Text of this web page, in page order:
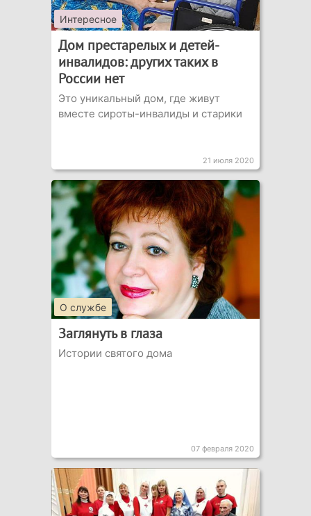
Интересное
Дом престарелых и детей-
инвалидов: других таких в
России нет
Это уникальный дом, где живут
вместе сироты-инвалиды и старики
21 июля 2020
О службе
Заглянуть в глаза
Истории святого дома
07 февраля 2020